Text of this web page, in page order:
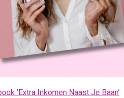
‘Extra Inkomen Naast Je Baan’